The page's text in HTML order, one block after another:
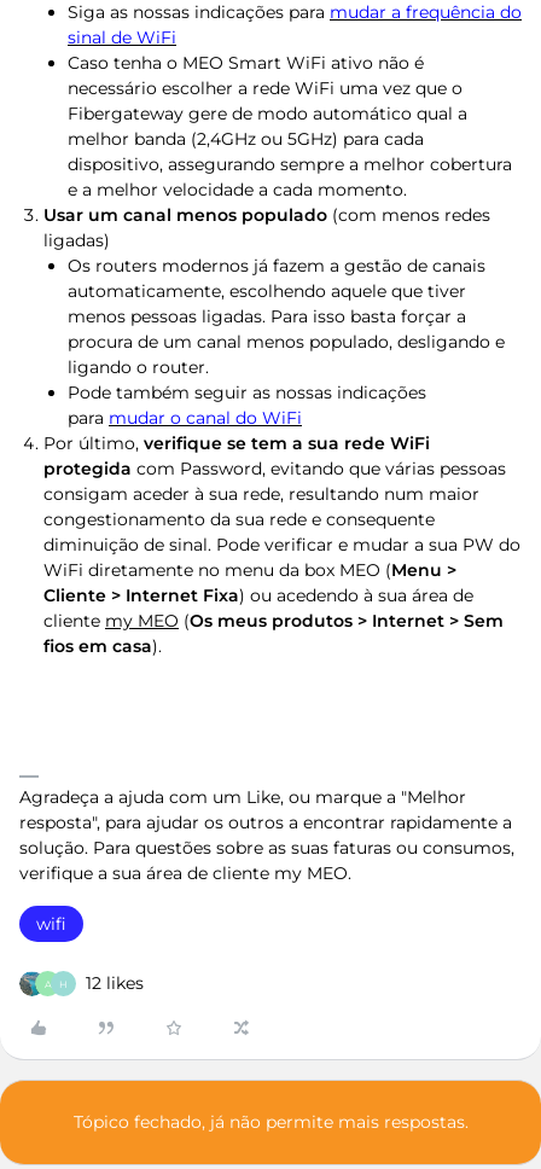
Siga as nossas indicações para mudar a frequência do
sinal de WiFi
Caso tenha o MEO Smart WiFi ativo não é
necessário escolher a rede WiFi uma vez que o
Fibergateway gere de modo automático qual a
melhor banda (2,4GHz ou 5GHz) para cada
dispositivo, assegurando sempre a melhor cobertura
e a melhor velocidade a cada momento.​​
Usar um canal menos populado (com menos redes
ligadas)
Os routers modernos já fazem a gestão de canais
automaticamente, escolhendo aquele que tiver
menos pessoas ligadas. Para isso basta forçar a
procura de um canal menos populado, desligando e
ligando o router.
Pode também seguir as nossas indicações
para mudar o canal do WiFi
Por último, verifique se tem a sua rede WiFi
protegida com Password, evitando que várias pessoas
consigam aceder à sua rede, resultando num maior
congestionamento da sua rede e consequente
diminuição de sinal. Pode verificar e mudar a sua PW do
WiFi diretamente no menu da box MEO (Menu >
Cliente > Internet Fixa) ou acedendo à sua área de
cliente my MEO (Os meus produtos > Internet > Sem
fios em casa).
Agradeça a ajuda com um Like, ou marque a "Melhor
resposta", para ajudar os outros a encontrar rapidamente a
solução. Para questões sobre as suas faturas ou consumos,
verifique a sua área de cliente my MEO.
wifi
A H 12 likes
Tópico fechado, já não permite mais respostas.